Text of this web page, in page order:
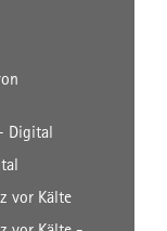
Digital
vor Kälte